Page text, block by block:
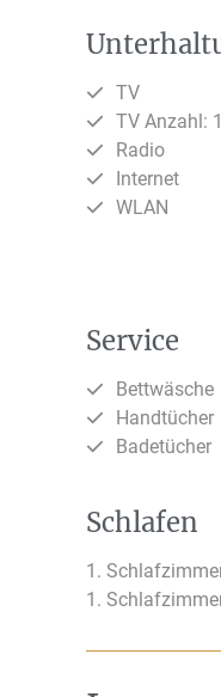
TV
TV Anzahl: 1
Radio
Internet
WLAN
Service
Bettwäsche
Handtücher
Badetücher
Schlafen
1.
1.